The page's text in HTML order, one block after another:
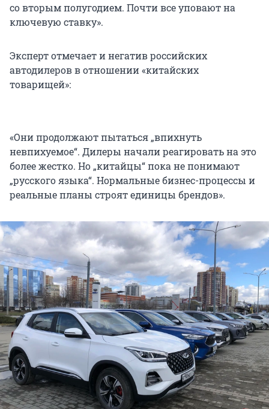
со вторым полугодием. Почти все уповают на
ключевую ставку».
Эксперт отмечает и негатив российских
автодилеров в отношении «китайских
товарищей»:
«Они продолжают пытаться „впихнуть
невпихуемое“. Дилеры начали реагировать на это
более жестко. Но „китайцы“ пока не понимают
„русского языка“. Нормальные бизнес-процессы и
реальные планы строят единицы брендов».